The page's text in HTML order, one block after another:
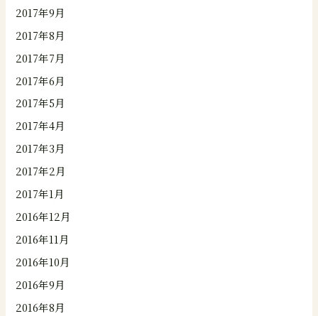
2017年9月
2017年8月
2017年7月
2017年6月
2017年5月
2017年4月
2017年3月
2017年2月
2017年1月
2016年12月
2016年11月
2016年10月
2016年9月
2016年8月